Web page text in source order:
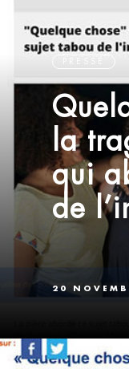
la
qui
de
20